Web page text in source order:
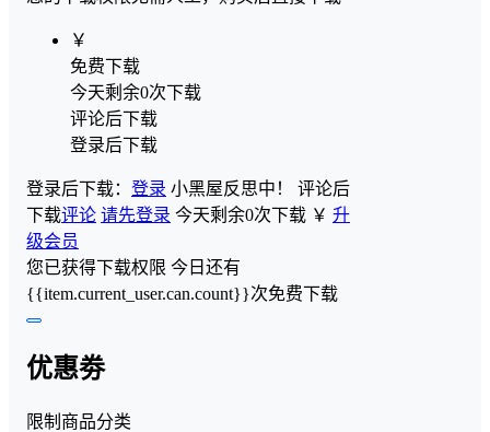
￥
免费下载
今天剩余0次下载
评论后下载
登录后下载
登录后下载： 登录 小黑屋反思中！ 评论后
下载评论 请先登录 今天剩余0次下载 ￥ 升
级会员
您已获得下载权限 今日还有
{{item.current_user.can.count}}次免费下载
优惠劵
限制商品分类